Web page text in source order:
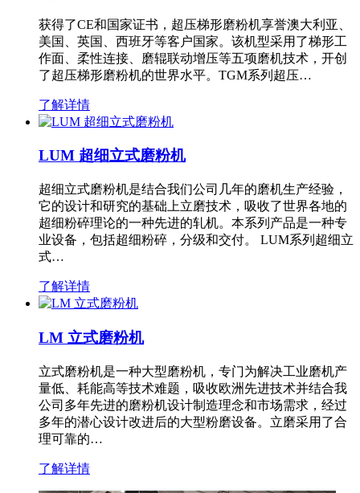
获得了CE和国家证书，超压梯形磨粉机享誉澳大利亚、
美国、英国、西班牙等客户国家。该机型采用了梯形工
作面、柔性连接、磨辊联动增压等五项磨机技术，开创
了超压梯形磨粉机的世界水平。TGM系列超压…
了解详情
LUM 超细立式磨粉机
超细立式磨粉机是结合我们公司几年的磨机生产经验，
它的设计和研究的基础上立磨技术，吸收了世界各地的
超细粉碎理论的一种先进的轧机。本系列产品是一种专
业设备，包括超细粉碎，分级和交付。 LUM系列超细立
式…
了解详情
LM 立式磨粉机
立式磨粉机是一种大型磨粉机，专门为解决工业磨机产
量低、耗能高等技术难题，吸收欧洲先进技术并结合我
公司多年先进的磨粉机设计制造理念和市场需求，经过
多年的潜心设计改进后的大型粉磨设备。立磨采用了合
理可靠的…
了解详情